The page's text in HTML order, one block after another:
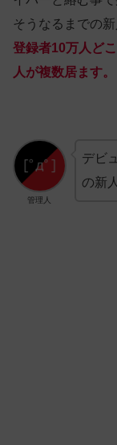
そうなるまでの
登録者10万人ど
人が複数居ます。
管理人
デビ
の新